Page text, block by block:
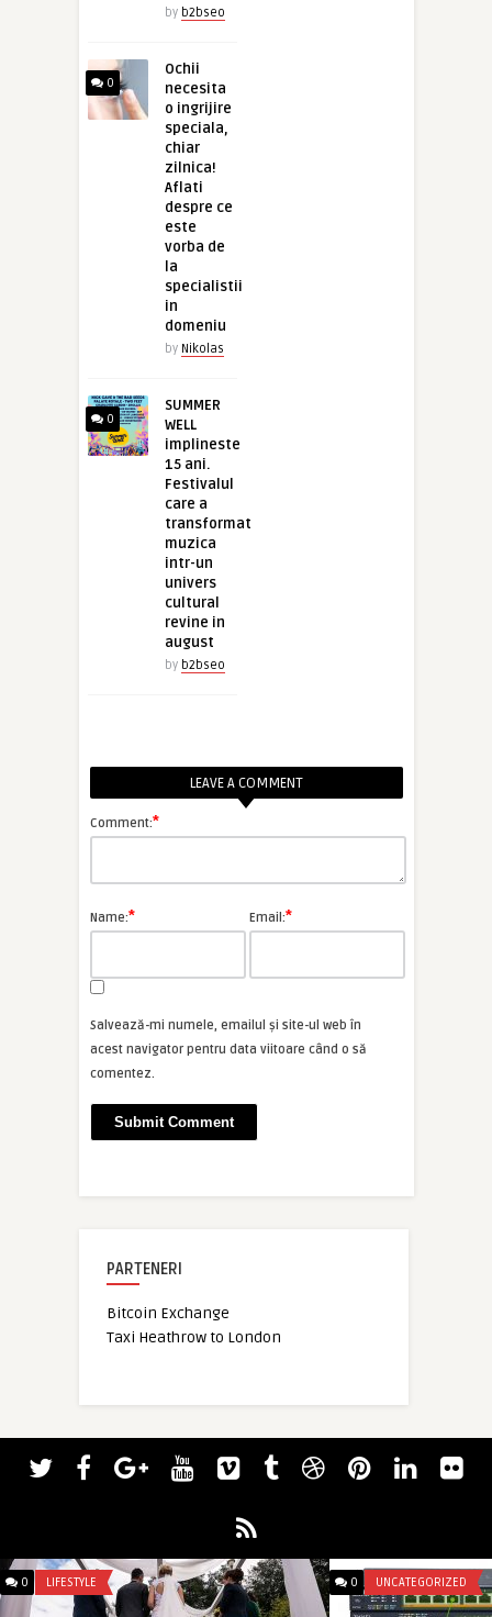
by b2bseo
0
Ochii
necesita
o ingrijire
speciala,
chiar
zilnica!
Aflati
despre ce
este
vorba de
la
specialistii
in
domeniu
by Nikolas
0
SUMMER
WELL
implineste
15 ani.
Festivalul
care a
transformat
muzica
intr-un
univers
cultural
revine in
august
by b2bseo
LEAVE A COMMENT
Comment:*
Name:* Email:*
Salvează-mi numele, emailul și site-ul web în
acest navigator pentru data viitoare când o să
comentez.
PARTENERI
Bitcoin Exchange
Taxi Heathrow to London
0 LIFESTYLE 0 UNCATEGORIZED